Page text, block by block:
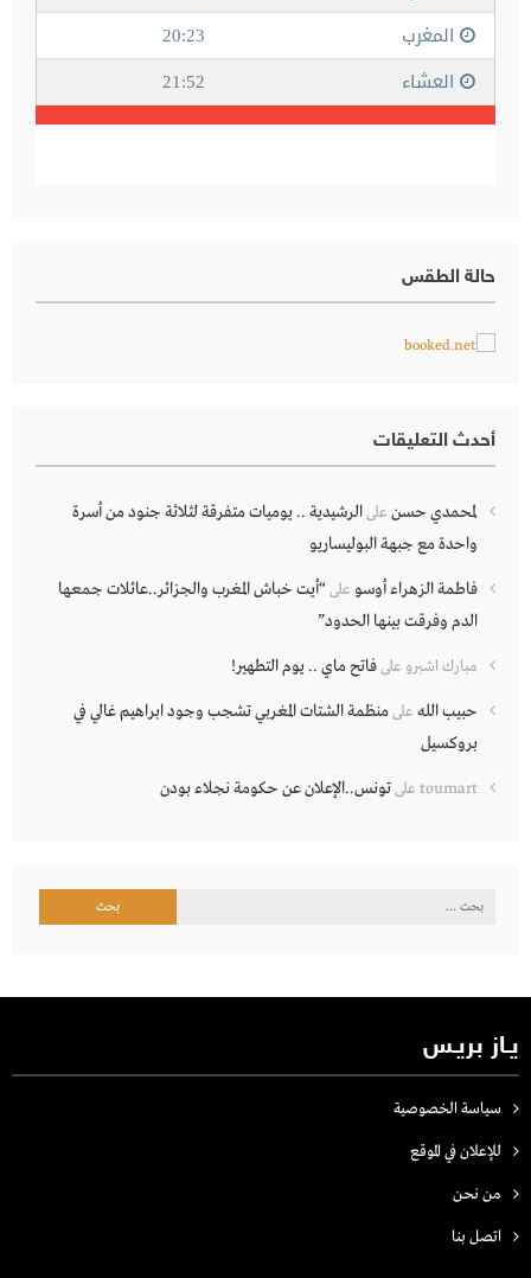
حالة الطقس
أحدث التعليقات
لمحمدي حسن علىالرشيدية .. يوميات متفرقة لثلاثة جنود من أسرة
واحدة مع جبهة البوليساريو
فاطمة الزهراء أوسو على“أيت خباش المغرب والجزائر..عائلات جمعها
الدم وفرقت بينها الحدود”
مبارك اشبرو علىفاتح ماي .. يوم التطهير!
حبيب الله علىمنظمة الشتات المغربي تشجب وجود ابراهيم غالي في
بروكسيل
toumart علىتونس..الإعلان عن حكومة نجلاء بودن
البحث
يـاز بريـس
سياسة الخصوصية
للإعلان في الموقع
من نحن
اتصل بنـا